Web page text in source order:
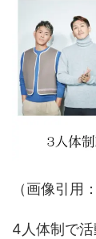
（画像引用：
4人体制で